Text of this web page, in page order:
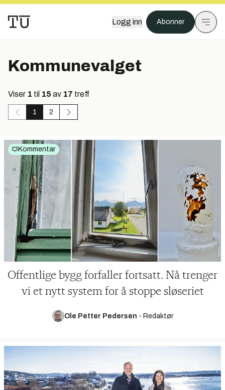
Logg inn Abonner
Kommunevalget
Viser 1 til 15 av 17 treff
1 2
Kommentar
Offentlige bygg forfaller fortsatt. Nå trenger
vi et nytt system for å stoppe sløseriet
Ole Petter Pedersen - Redaktør